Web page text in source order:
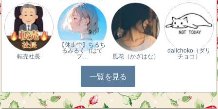
転売社長
【休止中】ちるち
るみるく（はて
ブ…
風花（かざはな）
dalichoko（ダリ
チョコ）
一覧を見る